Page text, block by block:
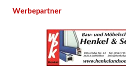
Werbepartner